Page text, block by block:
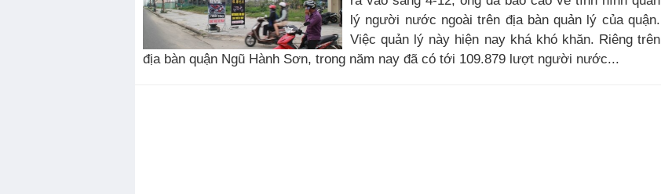
lý người nước ngoài trên địa bàn quản lý của quận.
Việc quản lý này hiện nay khá khó khăn. Riêng trên
địa bàn quận Ngũ Hành Sơn, trong năm nay đã có tới 109.879 lượt người nước...